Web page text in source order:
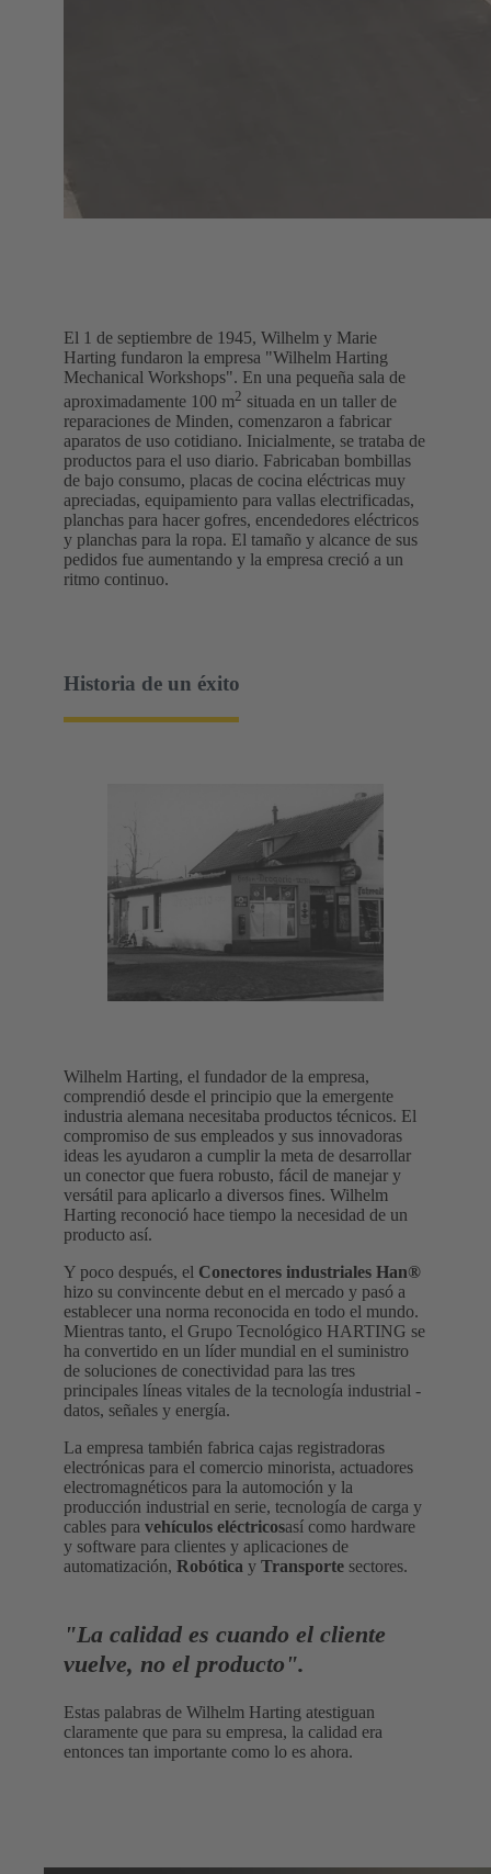
El 1 de septiembre de 1945, Wilhelm y Marie
Harting fundaron la empresa "Wilhelm Harting
Mechanical Workshops". En una pequeña sala de
aproximadamente 100 m2 situada en un taller de
reparaciones de Minden, comenzaron a fabricar
aparatos de uso cotidiano. Inicialmente, se trataba de
productos para el uso diario. Fabricaban bombillas
de bajo consumo, placas de cocina eléctricas muy
apreciadas, equipamiento para vallas electrificadas,
planchas para hacer gofres, encendedores eléctricos
y planchas para la ropa. El tamaño y alcance de sus
pedidos fue aumentando y la empresa creció a un
ritmo continuo.
Historia de un éxito
Wilhelm Harting, el fundador de la empresa,
comprendió desde el principio que la emergente
industria alemana necesitaba productos técnicos. El
compromiso de sus empleados y sus innovadoras
ideas les ayudaron a cumplir la meta de desarrollar
un conector que fuera robusto, fácil de manejar y
versátil para aplicarlo a diversos fines. Wilhelm
Harting reconoció hace tiempo la necesidad de un
producto así.
Y poco después, el Conectores industriales Han®
hizo su convincente debut en el mercado y pasó a
establecer una norma reconocida en todo el mundo.
Mientras tanto, el Grupo Tecnológico HARTING se
ha convertido en un líder mundial en el suministro
de soluciones de conectividad para las tres
principales líneas vitales de la tecnología industrial -
datos, señales y energía.
La empresa también fabrica cajas registradoras
electrónicas para el comercio minorista, actuadores
electromagnéticos para la automoción y la
producción industrial en serie, tecnología de carga y
cables para vehículos eléctricosasí como hardware
y software para clientes y aplicaciones de
automatización, Robótica y Transporte sectores.
"La calidad es cuando el cliente
vuelve, no el producto".
Estas palabras de Wilhelm Harting atestiguan
claramente que para su empresa, la calidad era
entonces tan importante como lo es ahora.